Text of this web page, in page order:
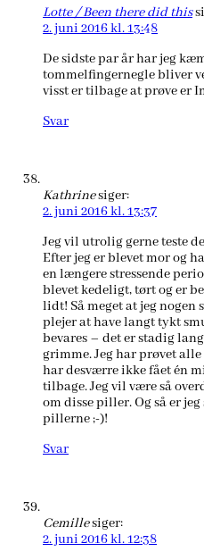
Lotte / Been there did this
2. juni 2016 kl. 13:48
De sidste par år har jeg
tommelfingernegle bliver
visst er tilbage at prøve er
Svar
Kathrinesiger:
2. juni 2016 kl. 13:37
Jeg vil utrolig gerne teste
Efter jeg er blevet mor og
en længere stressende
blevet kedeligt, tørt og er
lidt! Så meget at jeg nogen
plejer at have langt tykt
bevares – det er stadig
grimme. Jeg har prøvet
har desværre ikke fået én
tilbage. Jeg vil være så
om disse piller. Og så er
pillerne ;-)!
Svar
Cemillesiger:
2. juni 2016 kl. 12:38